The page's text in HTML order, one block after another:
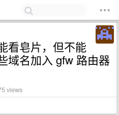
看皂片，但不能
域名加入 gfw 路由器
views